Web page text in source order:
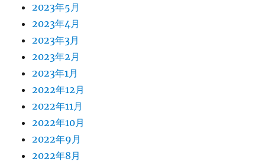
2023年5月
2023年4月
2023年3月
2023年2月
2023年1月
2022年12月
2022年11月
2022年10月
2022年9月
2022年8月